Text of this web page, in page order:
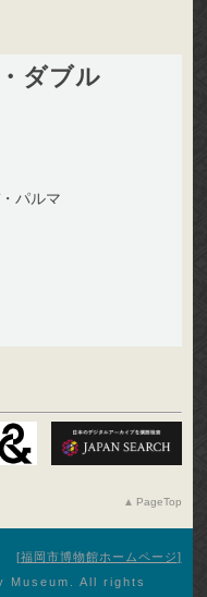
ダブル
パルマ
PageTop
福岡市博物館ホームページ
Museum. All rights